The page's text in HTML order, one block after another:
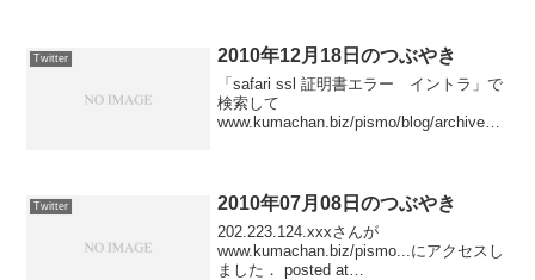
Twitter 2010年12月18日のつぶやき
「safari ssl 証明書エラー イントラ」で
検索して
www.kumachan.biz/pismo/blog/archives/fr
Twitter 2010年07月08日のつぶやき
202.223.124.xxxさんが
www.kumachan.biz/pismo...にアクセスし
ました． posted at